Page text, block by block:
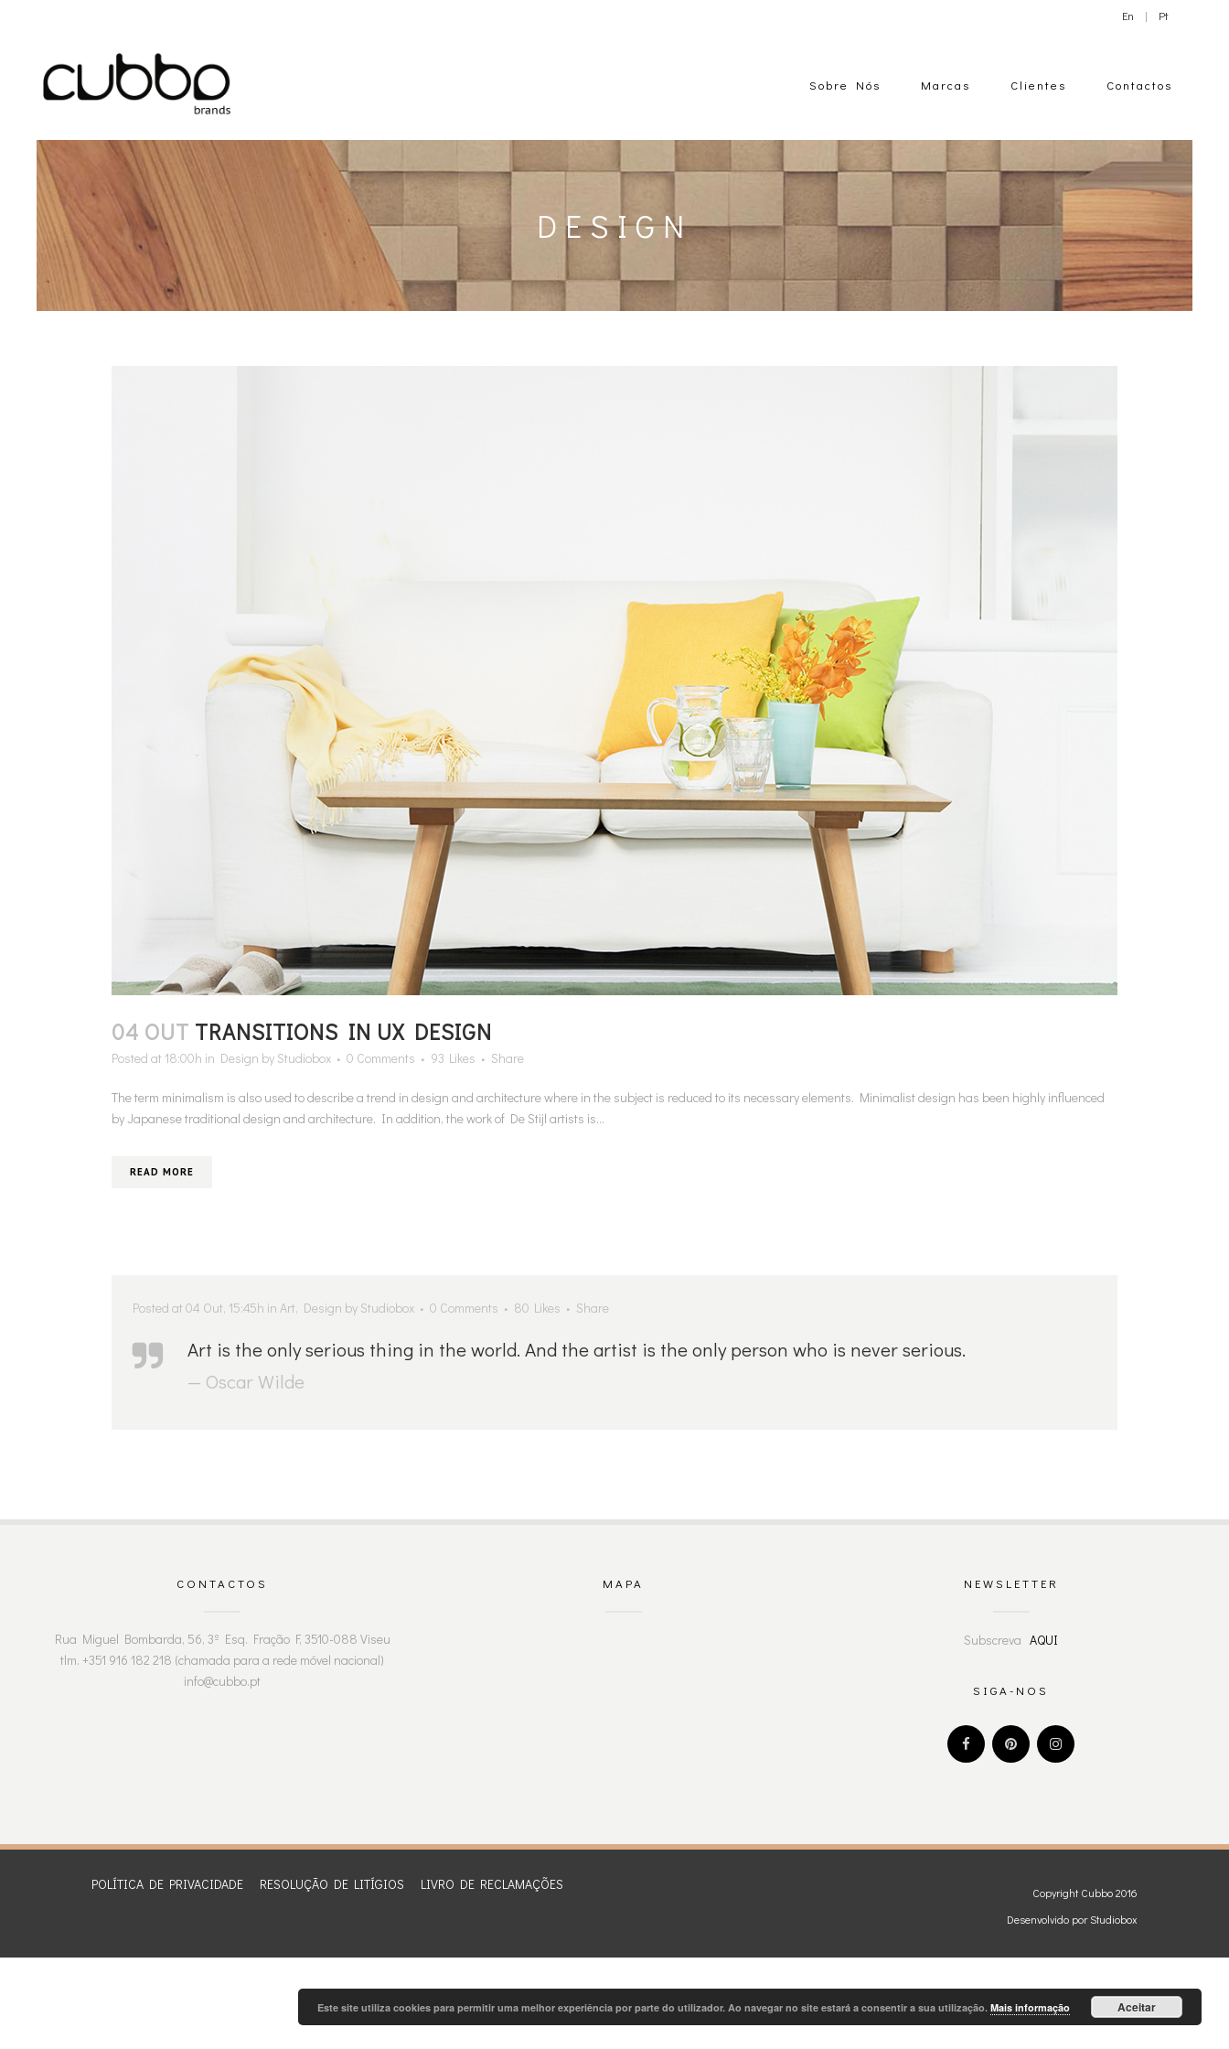
En | Pt
Sobre Nós Marcas Clientes Contactos
DESIGN
04 OUT TRANSITIONS IN UX DESIGN
Posted at 18:00h in Design by Studiobox 0 Comments 93 Likes Share
The term minimalism is also used to describe a trend in design and architecture where in the subject is reduced to its necessary elements. Minimalist design has been highly influenced
by Japanese traditional design and architecture. In addition, the work of De Stijl artists is...
READ MORE
Posted at 04 Out, 15:45h in Art, Design by Studiobox 0 Comments 80 Likes Share
Art is the only serious thing in the world. And the artist is the only person who is never serious.
— Oscar Wilde
CONTACTOS
Rua Miguel Bombarda, 56, 3º Esq. Fração F, 3510-088 Viseu
tlm. +351 916 182 218 (chamada para a rede móvel nacional)
info@cubbo.pt
MAPA NEWSLETTER
Subscreva AQUI
SIGA-NOS
POLÍTICA DE PRIVACIDADE RESOLUÇÃO DE LITÍGIOS LIVRO DE RECLAMAÇÕES
Copyright Cubbo 2016
Desenvolvido porStudiobox
Este site utiliza cookies para permitir uma melhor experiência por parte do utilizador. Ao navegar no site estará a consentir a sua utilização. Mais informação Aceitar